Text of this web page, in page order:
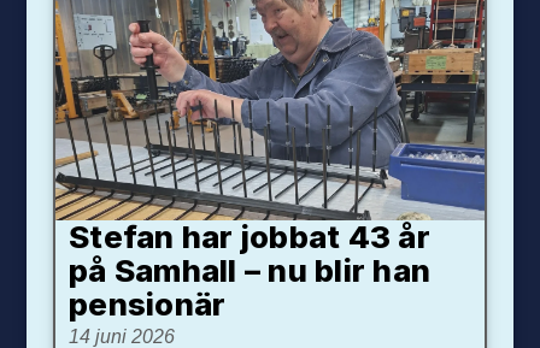
Stefan har jobbat 43 år
på Samhall – nu blir han
pensionär
14 juni 2026